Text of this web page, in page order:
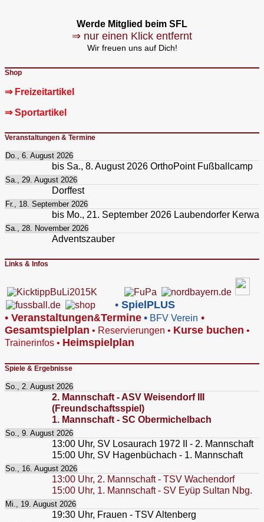
Werde Mitglied beim SFL
⇒ nur einen Klick entfernt
Wir freuen uns auf Dich!
Shop
⇒ Freizeitartikel
⇒ Sportartikel
Veranstaltungen & Termine
Do., 6. August 2026
bis Sa., 8. August 2026 OrthoPoint Fußballcamp
Sa., 29. August 2026
Dorffest
Fr., 18. September 2026
bis Mo., 21. September 2026 Laubendorfer Kerwa
Sa., 28. November 2026
Adventszauber
Links & Infos
• SpielPLUS
• Veranstaltungen&Termine • BFV Verein •
Gesamtspielplan • Reservierungen • Kurse buchen •
Trainerinfos • Heimspielplan
Spiele & Ergebnisse
So., 2. August 2026
2. Mannschaft - ASV Weisendorf III
(Freundschaftsspiel)
1. Mannschaft - SC Obermichelbach
So., 9. August 2026
13:00 Uhr, SV Losaurach 1972 II - 2. Mannschaft
15:00 Uhr, SV Hagenbüchach - 1. Mannschaft
So., 16. August 2026
13:00 Uhr, 2. Mannschaft - TSV Wachendorf
15:00 Uhr, 1. Mannschaft - SV Eyüp Sultan Nbg.
Mi., 19. August 2026
19:30 Uhr, Frauen - TSV Altenberg